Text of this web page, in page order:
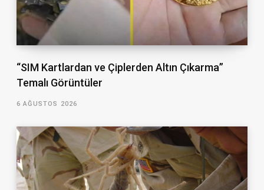
“SIM Kartlardan ve Çiplerden Altın Çıkarma”
Temalı Görüntüler
6 AĞUSTOS 2026